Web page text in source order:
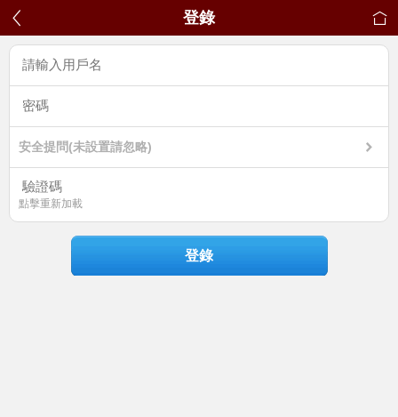
登錄
安全提問(未設置請忽略)
點擊重新加載
登錄